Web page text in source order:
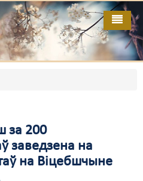
за 200
заведзена на
на Віцебшчыне